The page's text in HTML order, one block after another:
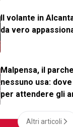
Il volante in
da vero
Malpensa, il
nessuno usa:
per attendere gli
Altri articoli